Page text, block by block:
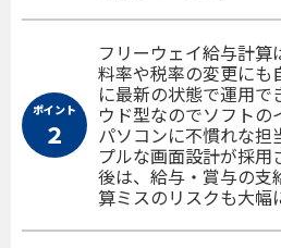
ポイント
２
フリーウェイ給与計
料率や税率の変更にも
に最新の状態で運用で
ウド型なのでソフトの
パソコンに不慣れな
プルな画面設計が採用
後は、給与・賞与の支
算ミスのリスクも大幅